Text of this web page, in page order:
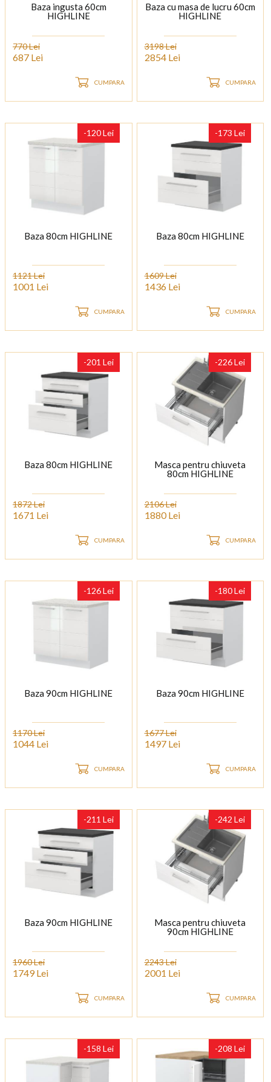
Baza ingusta 60cm
HIGHLINE
770 Lei
687 Lei
CUMPARA
Baza cu masa de lucru 60cm
HIGHLINE
3198 Lei
2854 Lei
CUMPARA
-120 Lei
Baza 80cm HIGHLINE
1121 Lei
1001 Lei
CUMPARA
-173 Lei
Baza 80cm HIGHLINE
1609 Lei
1436 Lei
CUMPARA
-201 Lei
Baza 80cm HIGHLINE
1872 Lei
1671 Lei
CUMPARA
-226 Lei
Masca pentru chiuveta
80cm HIGHLINE
2106 Lei
1880 Lei
CUMPARA
-126 Lei
Baza 90cm HIGHLINE
1170 Lei
1044 Lei
CUMPARA
-180 Lei
Baza 90cm HIGHLINE
1677 Lei
1497 Lei
CUMPARA
-211 Lei
Baza 90cm HIGHLINE
1960 Lei
1749 Lei
CUMPARA
-242 Lei
Masca pentru chiuveta
90cm HIGHLINE
2243 Lei
2001 Lei
CUMPARA
-158 Lei -208 Lei